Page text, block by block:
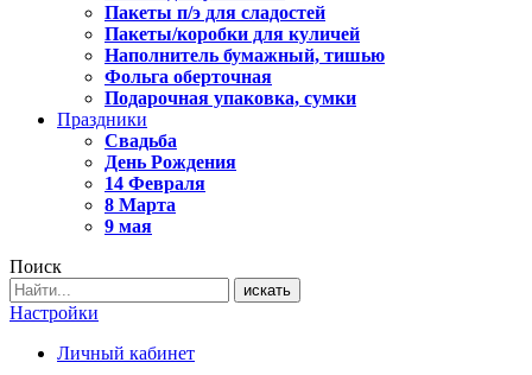
Пакеты п/э для сладостей
Пакеты/коробки для куличей
Наполнитель бумажный, тишью
Фольга оберточная
Подарочная упаковка, сумки
Праздники
Свадьба
День Рождения
14 Февраля
8 Марта
9 мая
Поиск
искать
Настройки
Личный кабинет